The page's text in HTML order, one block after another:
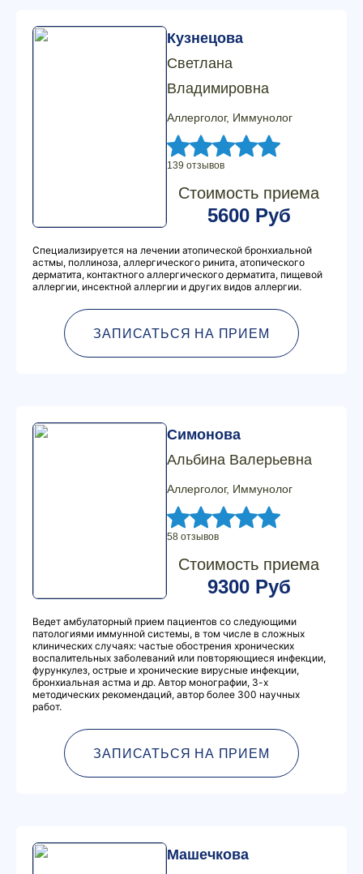
Кузнецова
Светлана
Владимировна
Аллерголог, Иммунолог
139 отзывов
Стоимость приема
5600 Руб
Специализируется на лечении атопической бронхиальной
астмы, поллиноза, аллергического ринита, атопического
дерматита, контактного аллергического дерматита, пищевой
аллергии, инсектной аллергии и других видов аллергии.
ЗАПИСАТЬСЯ НА ПРИЕМ
Симонова
Альбина Валерьевна
Аллерголог, Иммунолог
58 отзывов
Стоимость приема
9300 Руб
Ведет амбулаторный прием пациентов со следующими
патологиями иммунной системы, в том числе в сложных
клинических случаях: частые обострения хронических
воспалительных заболеваний или повторяющиеся инфекции,
фурункулез, острые и хронические вирусные инфекции,
бронхиальная астма и др. Автор монографии, 3-х
методических рекомендаций, автор более 300 научных
работ.
ЗАПИСАТЬСЯ НА ПРИЕМ
Машечкова